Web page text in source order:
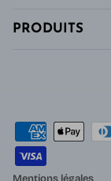
PRODUITS
Mentions légales